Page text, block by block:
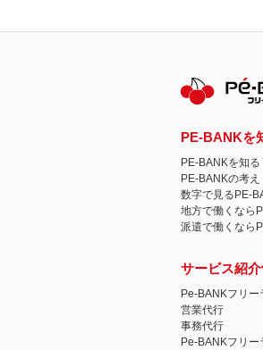
保有個人デ
開示等に応
認定個人情
苦情の解決の
相談・苦情受
住所 〒
TEL： 03-
本人が容易
当ウェブサ
心にあわせ
別できるよ
個人情報の
取得した個
当社の個人
株式会社Ｐ
FAX：03-
Email：
PE-BANKを
PE-BANKを知る
PE-BANKの考え
数字で見るPE-
地方で働くなら
派遣で働くなら
サービス紹介
Pe-BANKフリー
営業代行
事務代行
Pe-BANKフリー